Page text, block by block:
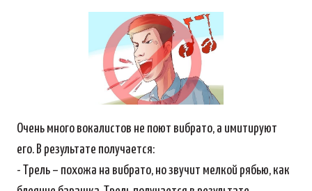
Очень много вокалистов не поют вибрато, а имитируют
его. В результате получается:
- Трель – похожа на вибрато, но звучит мелкой рябью, как